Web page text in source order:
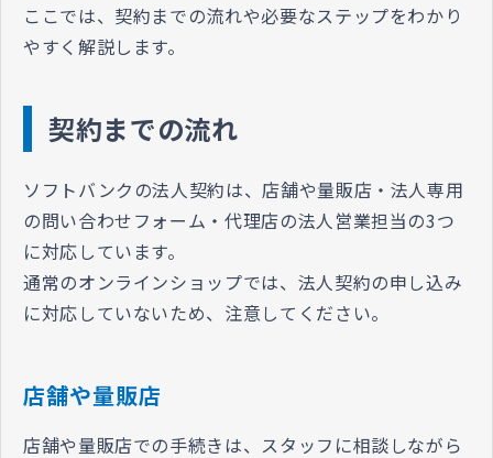
ここでは、契約までの流れや必要なステップをわかり
やすく解説します。
契約までの流れ
ソフトバンクの法人契約は、店舗や量販店・法人専用
の問い合わせフォーム・代理店の法人営業担当の3つ
に対応しています。
通常のオンラインショップでは、法人契約の申し込み
に対応していないため、注意してください。
店舗や量販店
店舗や量販店での手続きは、スタッフに相談しながら